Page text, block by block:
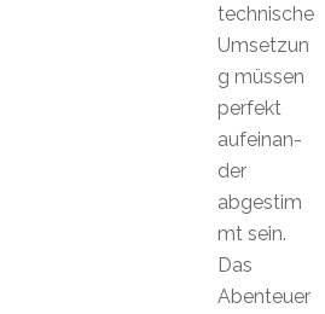
technische
Umsetzun
g müssen
perfekt
aufeinan-
der
abgestim
mt sein.
Das
Abenteuer